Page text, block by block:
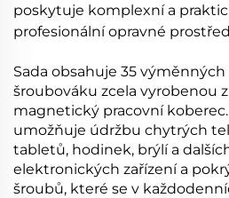
poskytuje komplexní a
profesionální opravné
Sada obsahuje 35
šroubováku zcela vyrobenou
magnetický pracovní
umožňuje údržbu chytrých
tabletů, hodinek, brýlí a
elektronických zařízení a
šroubů, které se v